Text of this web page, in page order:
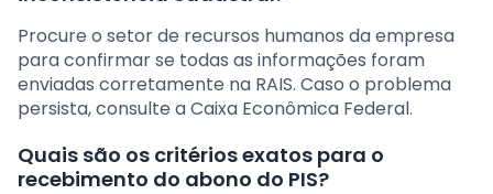
Procure o setor de recursos humanos da empresa
para confirmar se todas as informações foram
enviadas corretamente na RAIS. Caso o problema
persista, consulte a Caixa Econômica Federal.
Quais são os critérios exatos para o
recebimento do abono do PIS?